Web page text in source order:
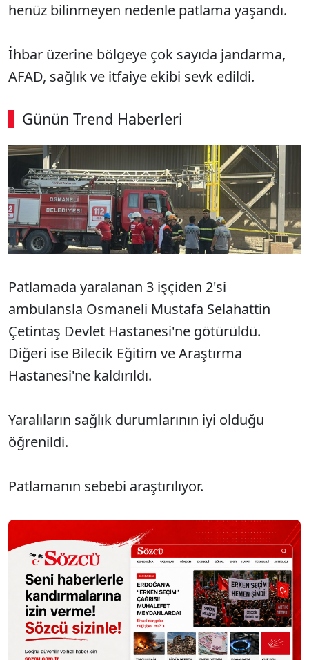
henüz bilinmeyen nedenle patlama yaşandı.
İhbar üzerine bölgeye çok sayıda jandarma,
AFAD, sağlık ve itfaiye ekibi sevk edildi.
Günün Trend Haberleri
Patlamada yaralanan 3 işçiden 2'si
ambulansla Osmaneli Mustafa Selahattin
Çetintaş Devlet Hastanesi'ne götürüldü.
Diğeri ise Bilecik Eğitim ve Araştırma
Hastanesi'ne kaldırıldı.
Yaralıların sağlık durumlarının iyi olduğu
öğrenildi.
Patlamanın sebebi araştırılıyor.